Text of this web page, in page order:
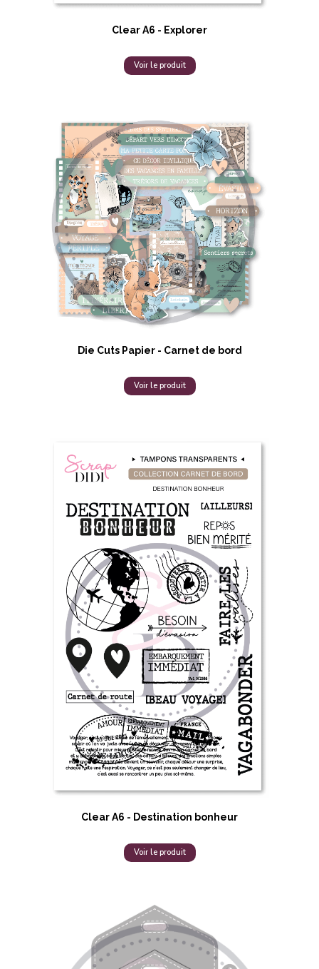
Clear A6 - Explorer
Voir le produit
Die Cuts Papier - Carnet de bord
Voir le produit
Clear A6 - Destination bonheur
Voir le produit